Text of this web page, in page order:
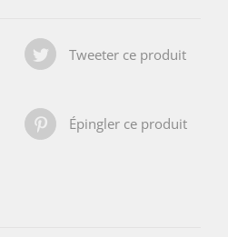
Tweeter ce produit
Épingler ce produit